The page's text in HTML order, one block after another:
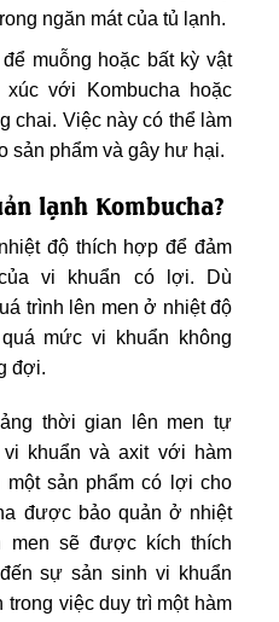
ngăn mát của tủ lạnh.
để muỗng hoặc bất kỳ vật
với Kombucha hoặc
chai. Việc này có thể làm
sản phẩm và gây hư hại.
lạnh Kombucha?
độ thích hợp để đảm
vi khuẩn có lợi. Dù
trình lên men ở nhiệt độ
mức vi khuẩn không
đợi.
thời gian lên men tự
khuẩn và axit với hàm
sản phẩm có lợi cho
được bảo quản ở nhiệt
men sẽ được kích thích
sự sản sinh vi khuẩn
việc duy trì một hàm